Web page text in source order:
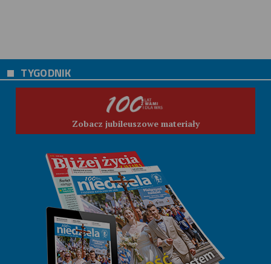
TYGODNIK
Zobacz jubileuszowe materiały